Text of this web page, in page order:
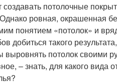
создавать потолочные
ровная, окрашенная
понятием «потолок» и
добиться такого
выровнять потолок своими
– знать, для какого вида